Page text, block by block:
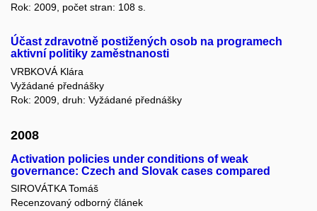
Rok: 2009, počet stran: 108 s.
Účast zdravotně postižených osob na programech
aktivní politiky zaměstnanosti
VRBKOVÁ Klára
Vyžádané přednášky
Rok: 2009, druh: Vyžádané přednášky
2008
Activation policies under conditions of weak
governance: Czech and Slovak cases compared
SIROVÁTKA Tomáš
Recenzovaný odborný článek